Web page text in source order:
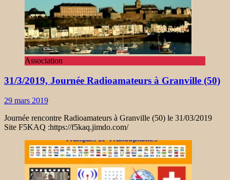
Association
31/3/2019, Journée Radioamateurs à Granville (50)
29 mars 2019
Journée rencontre Radioamateurs à Granville (50) le 31/03/2019
Site F5KAQ :https://f5kaq.jimdo.com/